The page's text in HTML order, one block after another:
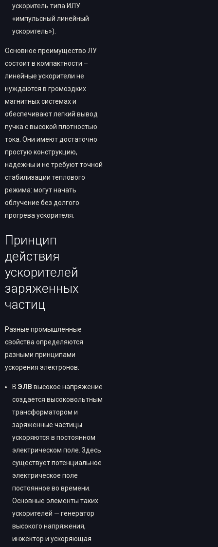
ускоритель типа ИЛУ
«импульсный линейный
ускоритель»).
Основное преимущество ЛУ
состоит в компактности –
линейные ускорители не
нуждаются в громоздких
магнитных системах и
обеспечивают легкий вывод
пучка с высокой плотностью
тока. Они имеют достаточно
простую конструкцию,
надежны и не требуют точной
стабилизации теплового
режима: могут начать
облучение без долгого
прогрева ускорителя.
Принцип
действия
ускорителей
заряженных
частиц
Разные промышленные
свойства определяются
разными принципами
ускорения электронов.
В ЭЛВ высокое напряжение
создается высоковольтным
трансформатором и
заряженные частицы
ускоряются в постоянном
электрическом поле. Здесь
существует потенциальное
электрическое поле
постоянное во времени.
Основные элементы таких
ускорителей — генератор
высокого напряжения,
инжектор и ускоряющая